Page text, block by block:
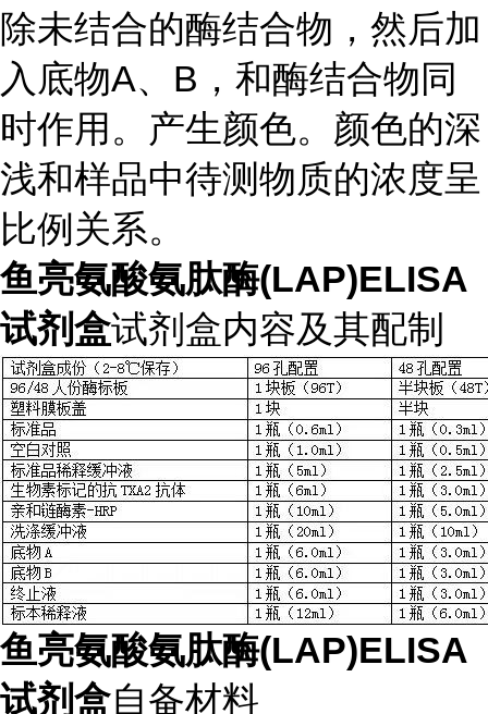
除未结合的酶结合物，然后加
入底物A、B，和酶结合物同
时作用。产生颜色。颜色的深
浅和样品中待测物质的浓度呈
比例关系。
鱼亮氨酸氨肽酶(LAP)ELISA
试剂盒试剂盒内容及其配制
鱼亮氨酸氨肽酶(LAP)ELISA
试剂盒自备材料